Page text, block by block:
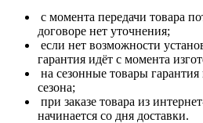
с момента передачи товара
договоре нет уточнения;
если нет возможности
гарантия идёт с момента
на сезонные товары гарантия
сезона;
при заказе товара из
начинается со дня доставки.